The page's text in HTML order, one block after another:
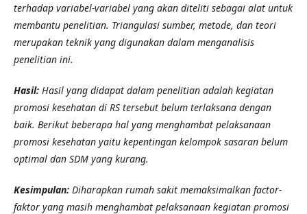
terhadap variabel-variabel yang akan diteliti sebagai alat untuk
membantu penelitian. Triangulasi sumber, metode, dan teori
merupakan teknik yang digunakan dalam menganalisis
penelitian ini.
Hasil: Hasil yang didapat dalam penelitian adalah kegiatan
promosi kesehatan di RS tersebut belum terlaksana dengan
baik. Berikut beberapa hal yang menghambat pelaksanaan
promosi kesehatan yaitu kepentingan kelompok sasaran belum
optimal dan SDM yang kurang.
Kesimpulan: Diharapkan rumah sakit memaksimalkan factor-
faktor yang masih menghambat pelaksanaan kegiatan promosi